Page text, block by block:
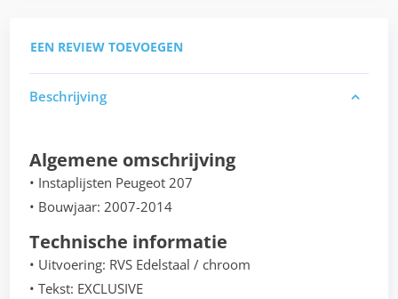
EEN REVIEW TOEVOEGEN
Beschrijving
Algemene omschrijving
• Instaplijsten Peugeot 207
• Bouwjaar: 2007-2014
Technische informatie
• Uitvoering: RVS Edelstaal / chroom
• Tekst: EXCLUSIVE